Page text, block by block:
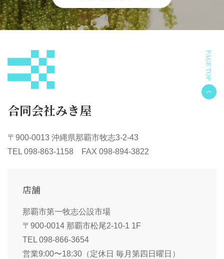
合同会社みき屋
〒900-0013 沖縄県那覇市牧志3-2-43
TEL 098-863-1158 FAX 098-894-3822
店舗
那覇市第一牧志公設市場
〒900-0014 那覇市松尾2-10-1 1F
TEL 098-866-3654
営業9:00〜18:30（定休日 毎月第四日曜日）